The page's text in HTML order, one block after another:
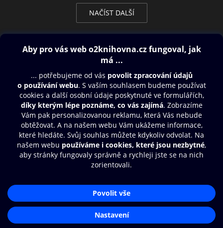
NAČÍST DALŠÍ
Obsah ke stažení
Moje O2 Knihovna
Další zábava
© O2 Czech Republic a.s.
Přístupnost
Zásady zpracování osobních údajůAplikace O2 Knihovna
Čti a poslouchej své e-knihy a
audioknihy rychleji a pohodlněji.